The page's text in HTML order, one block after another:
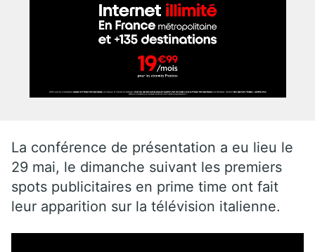
La conférence de présentation a eu lieu le
29 mai, le dimanche suivant les premiers
spots publicitaires en prime time ont fait
leur apparition sur la télévision italienne.